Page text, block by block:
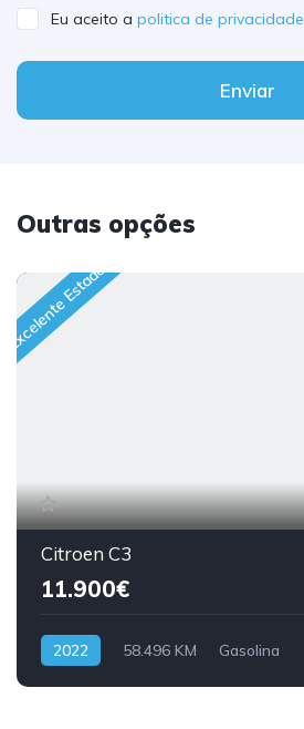
Eu aceito a politica de privacidade
Enviar
Outras opções
Excelente Estado
Citroen C3
11.900€
2022 58.496 KM Gasolina